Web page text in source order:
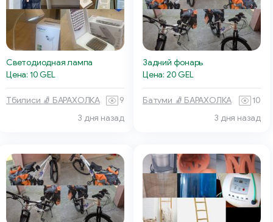
Светодиодная лампа
Цена: 10 GEL
Тбилиси 🧦 БАРАХОЛКА
9
3 дня назад
Задний фонарь
Цена: 20 GEL
Батуми 🧦 БАРАХОЛКА
10
3 дня назад